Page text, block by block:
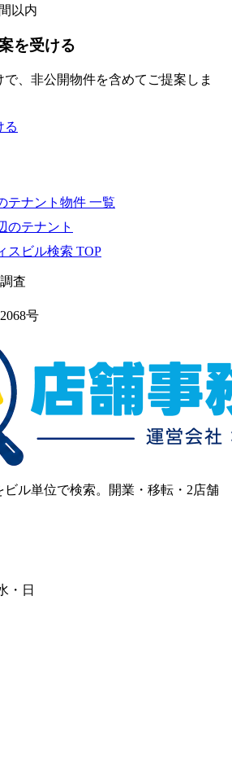
以内
を受ける
、非公開物件を含めてご提案しま
る
テナント物件 一覧
のテナント
スビル検索 TOP
査
号
ル単位で検索。開業・移転・2店舗
・日